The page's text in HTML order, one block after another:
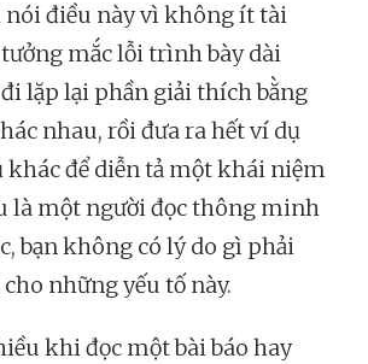
nói điều này vì không ít tài
mắc lỗi trình bày dài
lặp lại phần giải thích bằng
nhau, rồi đưa ra hết ví dụ
khác để diễn tả một khái niệm
là một người đọc thông minh
bạn không có lý do gì phải
những yếu tố này.
khi đọc một bài báo hay